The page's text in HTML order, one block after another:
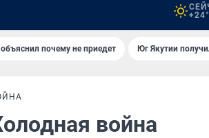
почему не приедет Юг Якутии
война